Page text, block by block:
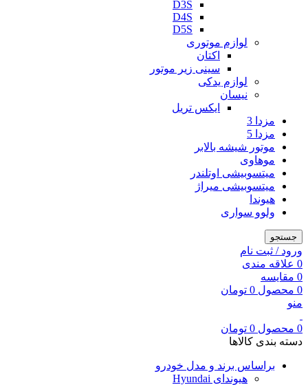
D3S
D4S
D5S
لوازم موتوری
اکتان
سینی زیر موتور
لوازم یدکی
نیسان
ایکس تریل
مزدا 3
مزدا 5
موتور شیشه بالابر
موهاوی
میتسوبیشی اوتلندر
میتسوبیشی میراژ
هیوندا
ولوو سواری
جستجو
ورود / ثبت نام
0 علاقه مندی
0 مقایسه
0 محصول 0 تومان
منو
0 محصول 0 تومان
دسته بندی کالاها
براساس برند و مدل خودرو
هیوندای Hyundai